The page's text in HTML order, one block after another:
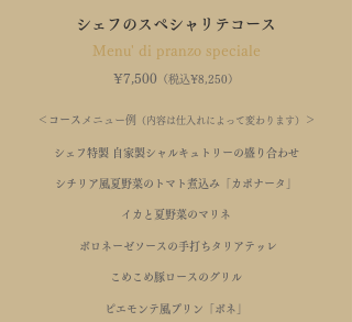
シェフのスペシャリテコース
Menu' di pranzo speciale
¥7,500 （税込¥8,250 ）
＜コース メニュー例 （内容は仕入れによって変わります） ＞
シェフ特製 自家製シャルキュトリーの盛り合わせ
シチリア風夏野菜のトマト煮込み「カポナータ」
イカと夏野菜のマリネ
ボロネーゼソースの 手打ちタリアテッレ
こめこめ豚ロースのグリル
ピエモンテ風プリン「ボネ」